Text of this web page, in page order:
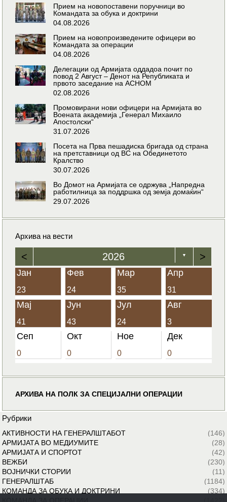
Прием на новопоставени поручници во
Командата за обука и доктрини
04.08.2026
Прием на новопроизведените офицери во
Командата за операции
04.08.2026
Делегации од Армијата оддадоа почит по
повод 2 Август – Денот на Републиката и
првото заседание на АСНОМ
02.08.2026
Промовирани нови офицери на Армијата во
Воената академија „Генерал Михаило
Апостолски“
31.07.2026
Посета на Прва пешадиска бригада од страна
на претставници од ВС на Обединетото
Кралство
30.07.2026
Во Домот на Армијата се одржува „Напредна
работилница за поддршка од земја домаќин“
29.07.2026
Архива на вести
< 2026 ▼ >
Јан
23
Фев
24
Мар
35
Апр
31
Мај
41
Јун
43
Јул
24
Авг
3
Сеп
0
Окт
0
Ное
0
Дек
0
АРХИВА НА ПОЛК ЗА СПЕЦИЈАЛНИ ОПЕРАЦИИ
Рубрики
АКТИВНОСТИ НА ГЕНЕРАЛШТАБОТ
(146)
АРМИЈАТА ВО МЕДИУМИТЕ
(28)
АРМИЈАТА И СПОРТОТ
(42)
ВЕЖБИ
(230)
ВОЈНИЧКИ СТОРИИ
(11)
ГЕНЕРАЛШТАБ
(1184)
КОМАНДА ЗА ОБУКА И ДОКТРИНИ
(334)